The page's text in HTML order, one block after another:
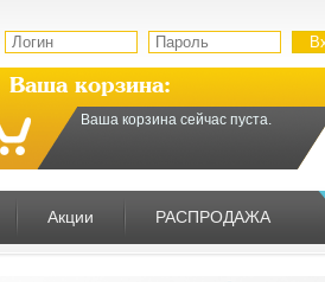
Ваша корзина:
Ваша корзина сейчас пуста.
Акции РАСПРОДАЖА